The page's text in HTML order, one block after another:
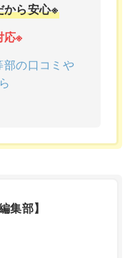
から安心※
応※
の口コミや
集部】